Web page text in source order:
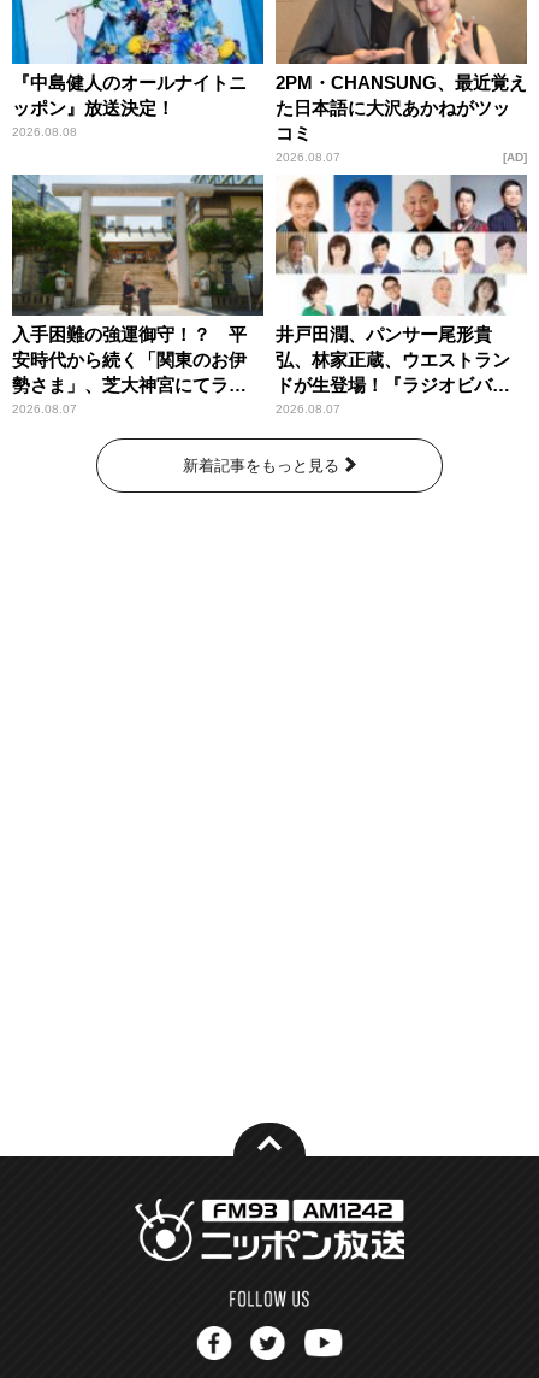
『中島健人のオールナイトニ
ッポン』放送決定！
2026.08.08
2PM・CHANSUNG、最近覚え
た日本語に大沢あかねがツッ
コミ
2026.08.07 AD
入手困難の強運御守！？ 平
安時代から続く「関東のお伊
勢さま」、芝大神宮にてラン
パンプスが合格祈願！
2026.08.07
井戸田潤、パンサー尾形貴
弘、林家正蔵、ウエストラン
ドが生登場！『ラジオビバリ
ー昼ズ』
2026.08.07
新着記事をもっと見る